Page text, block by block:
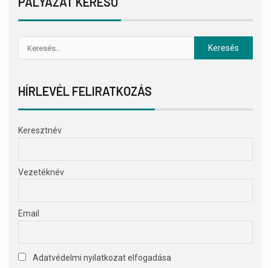
HÍRLEVÉL FELIRATKOZÁS
Keresztnév
Vezetéknév
Email
Adatvédelmi nyilatkozat elfogadása